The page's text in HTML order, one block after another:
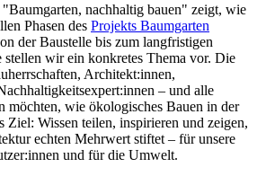
nachhaltig bauen" zeigt, wie
Phasen des Projekts Baumgarten
der Baustelle bis zum langfristigen
stellen wir ein konkretes Thema vor. Die
Architekt:innen,
– und alle
möchten, wie ökologisches Bauen in der
Ziel: Wissen teilen, inspirieren und zeigen,
echten Mehrwert stiftet – für unsere
und für die Umwelt.